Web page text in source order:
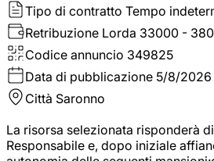
Tipo di contratto Tempo
Retribuzione Lorda 33000 -
Codice annuncio 349825
Data di pubblicazione 5/8/2026
Città Saronno
La risorsa selezionata risponderà
Responsabile e, dopo iniziale